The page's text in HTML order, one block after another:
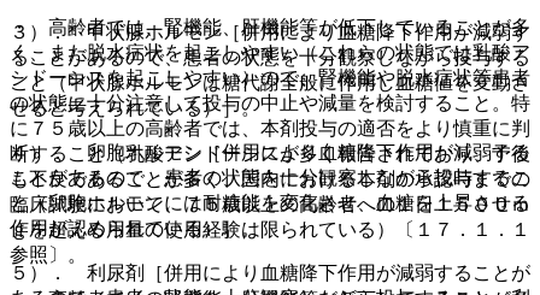
・ 高齢者では、腎機能、肝機能等が低下していることが多
く、また脱水症状を起こしやすい（これらの状態では乳酸ア
シドーシスを起こしやすい）ので、腎機能や脱水症状等患者
の状態に十分注意して投与の中止や減量を検討すること。特
に７５歳以上の高齢者では、本剤投与の適否をより慎重に判
断すること（乳酸アシドーシスが多く報告されており、予後
も不良であることが多く、国内における本剤の承認時までの
臨床試験において、７５歳以上の高齢者への１日１５００ｍ
ｇを超える用量の使用経験は限られている）〔１７．１．１
参照〕。
３）． 甲状腺ホルモン［併用により血糖降下作用が減弱す
ることがあるので、患者の状態を十分観察しながら投与する
こと（甲状腺ホルモンは糖代謝全般に作用し血糖値を変動さ
せると考えられている）］。
４）． 卵胞ホルモン［併用により血糖降下作用が減弱する
ことがあるので、患者の状態を十分観察しながら投与するこ
と（卵胞ホルモンには耐糖能を変化させ、血糖を上昇させる
作用が認められている）］。
５）． 利尿剤［併用により血糖降下作用が減弱することが